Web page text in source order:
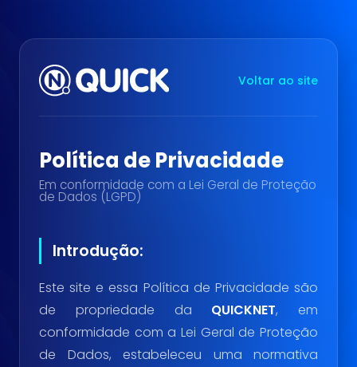
Voltar ao site
Política de Privacidade
Em conformidade com a Lei Geral de Proteção
de Dados (LGPD)
Introdução:
Este site e essa Política de Privacidade são
de propriedade da
QUICKNET, em
conformidade com a Lei Geral de Proteção
de Dados, estabeleceu uma normativa